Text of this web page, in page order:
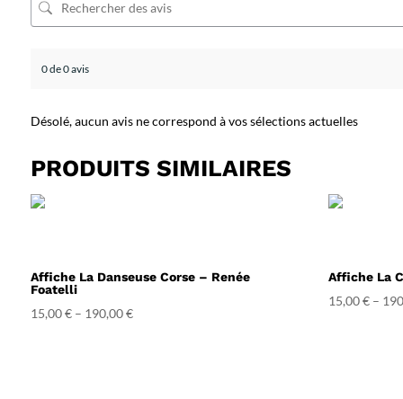
0 de 0 avis
Désolé, aucun avis ne correspond à vos sélections actuelles
PRODUITS SIMILAIRES
Affiche La Danseuse Corse – Renée
Foatelli
15,00€– 190,00€
Affiche La
15,00€–